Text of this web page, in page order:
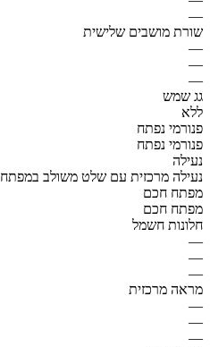
—
שורת מושבים שלישית
—
—
—
גג שמש
ללא
פנורמי נפתח
פנורמי נפתח
נעילה
נעילה מרכזית עם שלט משולב במפתח
מפתח חכם
מפתח חכם
חלונות חשמל
—
—
—
מראה מרכזית
—
—
—